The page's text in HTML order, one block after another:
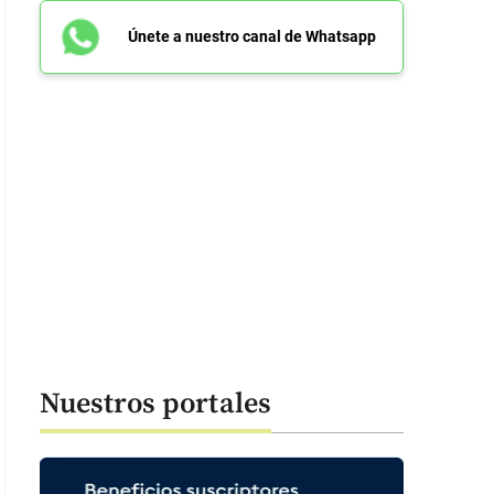
Pachelly indicaron que el llamado de Danilo Rueda debe ser extensivo
Únete a nuestro canal de Whatsapp
Nuestros portales